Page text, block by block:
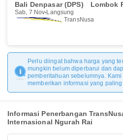
Bali Denpasar (DPS) Lombok
Sab, 7 Nov Langsung
TransNusa
Perlu diingat bahwa harga yang
mungkin belum diperbarui dan
pemberitahuan sebelumnya.
memberikan informasi yang
Informasi Penerbangan
Internasional Ngurah Rai